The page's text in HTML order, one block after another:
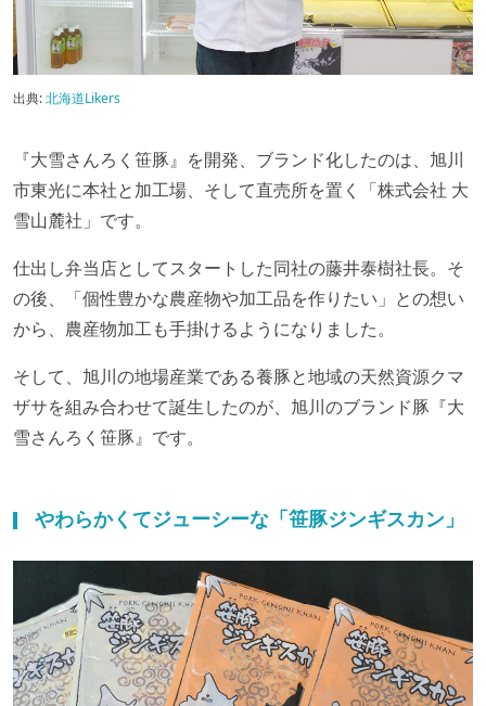
出典:北海道Likers
『大雪さんろく笹豚』を開発、ブランド化したのは、旭川
市東光に本社と加工場、そして直売所を置く「株式会社 大
雪山麓社」です。
仕出し弁当店としてスタートした同社の藤井泰樹社長。そ
の後、「個性豊かな農産物や加工品を作りたい」との想い
から、農産物加工も手掛けるようになりました。
そして、旭川の地場産業である養豚と地域の天然資源クマ
ザサを組み合わせて誕生したのが、旭川のブランド豚『大
雪さんろく笹豚』です。
やわらかくてジューシーな「笹豚ジンギスカン」